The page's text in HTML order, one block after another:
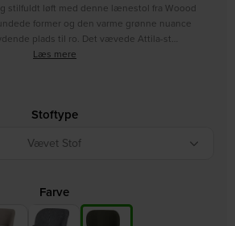
stilfuldt løft med denne lænestol fra Woood
former og den varme grønne nuance
plads til ro. Det vævede Attila-st…
Læs mere
Stoftype
Vævet Stof
Farve